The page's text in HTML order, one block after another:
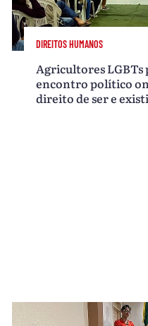
DIREITOS HUMANOS
Agricultores
encontro político
direito de ser e